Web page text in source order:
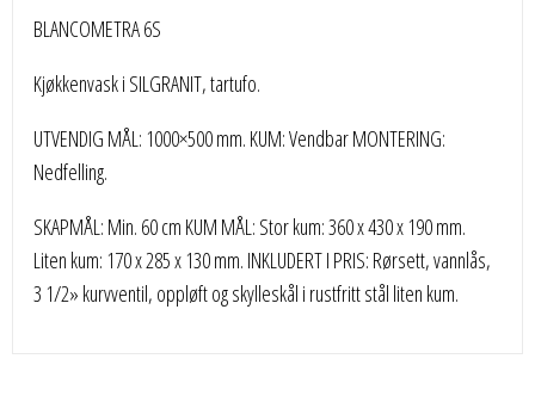
BLANCOMETRA 6S
Kjøkkenvask i SILGRANIT, tartufo.
UTVENDIG MÅL: 1000×500 mm. KUM: Vendbar MONTERING:
Nedfelling.
SKAPMÅL: Min. 60 cm KUM MÅL: Stor kum: 360 x 430 x 190 mm.
Liten kum: 170 x 285 x 130 mm. INKLUDERT I PRIS: Rørsett, vannlås,
3 1/2» kurvventil, oppløft og skylleskål i rustfritt stål liten kum.